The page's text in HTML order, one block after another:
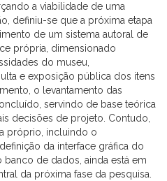
a viabilidade de uma
definiu-se que a próxima etapa
de um sistema autoral de
própria, dimensionado
do museu,
e exposição pública dos itens
o levantamento das
servindo de base teórica
decisões de projeto. Contudo,
próprio, incluindo o
da interface gráfica do
de dados, ainda está em
da próxima fase da pesquisa.